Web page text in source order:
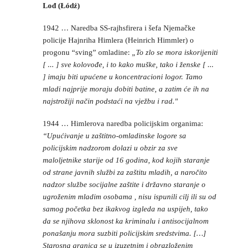
Lođ (Łódź)
1942 … Naredba SS-rajhsfirera i šefa Njemačke
policije Hajnriha Himlera (Heinrich Himmler) o
progonu “sving” omladine:
„To zlo se mora iskorijeniti
[ ... ] sve kolovođe, i to kako muške, tako i ženske [ ...
] imaju biti upućene u koncentracioni logor. Tamo
mladi najprije moraju dobiti batine, a zatim će ih na
najstrožiji način podstaći na vježbu i rad."
1944 … Himlerova naredba policijskim organima:
“Upućivanje u zaštitno-omladinske logore sa
policijskim nadzorom dolazi u obzir za sve
maloljetnike starije od 16 godina, kod kojih staranje
od strane javnih službi za zaštitu mladih, a naročito
nadzor službe socijalne zaštite i državno staranje o
ugroženim mladim osobama , nisu ispunili cilj ili su od
samog početka bez ikakvog izgleda na uspijeh, tako
da se njihova sklonost ka kriminalu i antisocijalnom
ponašanju mora suzbiti policijskim sredstvima. […]
Starosna granica se u izuzetnim i obrazloženim